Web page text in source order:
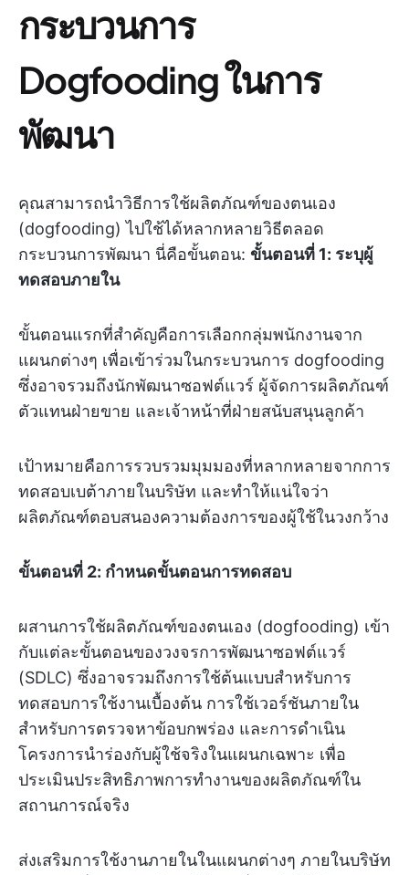
กระบวนการ
Dogfooding ในการ
พัฒนา
คุณสามารถนำวิธีการใช้ผลิตภัณฑ์ของตนเอง
(dogfooding) ไปใช้ได้หลากหลายวิธีตลอด
กระบวนการพัฒนา นี่คือขั้นตอน: ขั้นตอนที่ 1: ระบุผู้
ทดสอบภายใน
ขั้นตอนแรกที่สำคัญคือการเลือกกลุ่มพนักงานจาก
แผนกต่างๆ เพื่อเข้าร่วมในกระบวนการ dogfooding
ซึ่งอาจรวมถึงนักพัฒนาซอฟต์แวร์ ผู้จัดการผลิตภัณฑ์
ตัวแทนฝ่ายขาย และเจ้าหน้าที่ฝ่ายสนับสนุนลูกค้า
เป้าหมายคือการรวบรวมมุมมองที่หลากหลายจากการ
ทดสอบเบต้าภายในบริษัท และทำให้แน่ใจว่า
ผลิตภัณฑ์ตอบสนองความต้องการของผู้ใช้ในวงกว้าง
ขั้นตอนที่ 2: กำหนดขั้นตอนการทดสอบ
ผสานการใช้ผลิตภัณฑ์ของตนเอง (dogfooding) เข้า
กับแต่ละขั้นตอนของวงจรการพัฒนาซอฟต์แวร์
(SDLC) ซึ่งอาจรวมถึงการใช้ต้นแบบสำหรับการ
ทดสอบการใช้งานเบื้องต้น การใช้เวอร์ชันภายใน
สำหรับการตรวจหาข้อบกพร่อง และการดำเนิน
โครงการนำร่องกับผู้ใช้จริงในแผนกเฉพาะ เพื่อ
ประเมินประสิทธิภาพการทำงานของผลิตภัณฑ์ใน
สถานการณ์จริง
ส่งเสริมการใช้งานภายในในแผนกต่างๆ ภายในบริษัท